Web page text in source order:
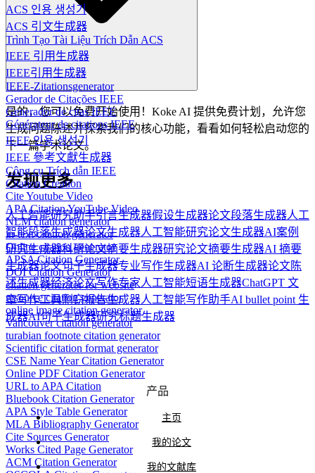
ACS 인용 생성기
ACS 引文生成器
Trình Tạo Tài Liệu Trích Dẫn ACS
IEEE 引用生成器
IEEE引用生成器
IEEE-Zitationsgenerator
Gerador de Citações IEEE
Generador de citas IEEE
Générateur de citations IEEE
IEEE 인용 생성기
IEEE 參考文獻生成器
Công cụ Trích dẫn IEEE
Citation Creation
Cite Youtube Video
APA Citation YouTube Video
NLM citation generator
in-text citation generator
Online citation generator
APSA Citation Generator
DOI Citation Generator
citation generator for website
resource citation generator
online image citation generator
Vancouver citation generator
turabian footnote citation generator
Scientific citation format generator
CSE Name Year Citation Generator
Online PDF Citation Generator
URL to APA Citation
Bluebook Citation Generator
APA Style Table Generator
MLA Bibliography Generator
Cite Sources Generator
Works Cited Page Generator
ACM Citation Generator
是的，您可以免费开始使用！Koke AI 提供免费计划，允许您
生成问题陈述并探索我们的核心功能，看看如何轻松启动您的
下一篇学术论文。
发现更多
人工智能研究助手引言生成器假设生成器论文段落生成器人工
智能段落生成器论文生成器人工智能研究论文生成器AI案例
研究生成器科研论文摘要生成器研究论文摘要生成器AI 摘要
生成器论文句子生成器专业写作生成器AI 论断生成器论文陈
述生成器经济论文写作专家人工智能短语生成器ChatGPT 文
章写作工具剽窃报告生成器人工智能写作助手AI bullet point 生
成器AI句子生成器研究标题生成器
产品
主页
我的论文
我的文献库